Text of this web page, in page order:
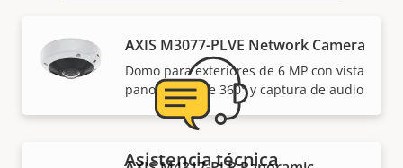
AXIS M3077-PLVE Network Camera
Domo para exteriores de 6 MP con vista
panorámica de 360° y captura de audio
Asistencia técnica